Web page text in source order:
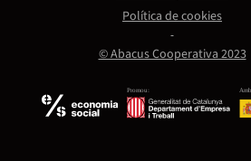
Promou:
© Abacus Cooperativa 2023
Política de cookies